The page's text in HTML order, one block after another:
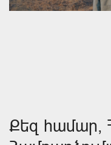
Քեզ համար,